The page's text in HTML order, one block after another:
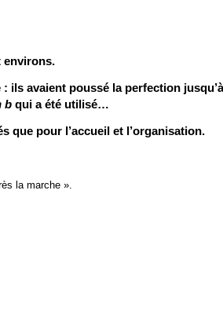
environs.
avaient poussé la perfection
b qui a été utilisé…
que pour l’accueil et l’organisation.
la marche ».